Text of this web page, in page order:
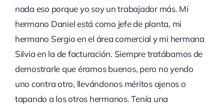
nada eso porque yo soy un trabajador más. Mi
hermano Daniel está como jefe de planta, mi
hermano Sergio en el área comercial y mi hermana
Silvia en la de facturación. Siempre tratábamos de
demostrarle que éramos buenos, pero no yendo
uno contra otro, llevándonos méritos ajenos o
tapando a los otros hermanos. Tenía una